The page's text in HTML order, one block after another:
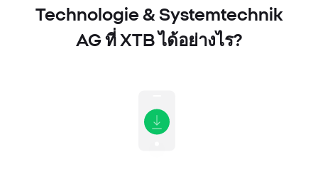
Technologie & Systemtechnik
AG ที่ XTB ได้อย่างไร?